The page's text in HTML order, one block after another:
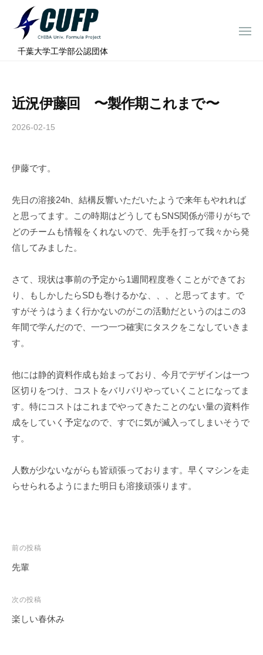
千
学
ォ
ミ
ラ
プ
ロ
ジ
ク
ト
⠀千葉大学工学部公認団体
メ
近況伊藤回 〜製作期これまで〜
2026-02-15
b
a
o
m
u
a
伊藤です。
先日の溶接24h、結構反響いただいたようで来年もやれれば
と思ってます。この時期はどうしてもSNS関係が滞りがちで
どのチームも情報をくれないので、先手を打って我々から発
信してみました。
さて、現状は事前の予定から1週間程度巻くことができてお
り、もしかしたらSDも巻けるかな、、、と思ってます。で
すがそうはうまく行かないのがこの活動だというのはこの3
年間で学んだので、一つ一つ確実にタスクをこなしていきま
す。
他には静的資料作成も始まっており、今月でデザインは一つ
区切りをつけ、コストをバリバリやっていくことになってま
す。特にコストはこれまでやってきたことのない量の資料作
成をしていく予定なので、すでに気が滅入ってしまいそうで
す。
人数が少ないながらも皆頑張っております。早くマシンを走
らせられるようにまた明日も溶接頑張ります。
投
稿
ビ
ゲ
前の投稿
先輩
次の投稿
楽しい春休み
ミ
ラ
ェ
ト